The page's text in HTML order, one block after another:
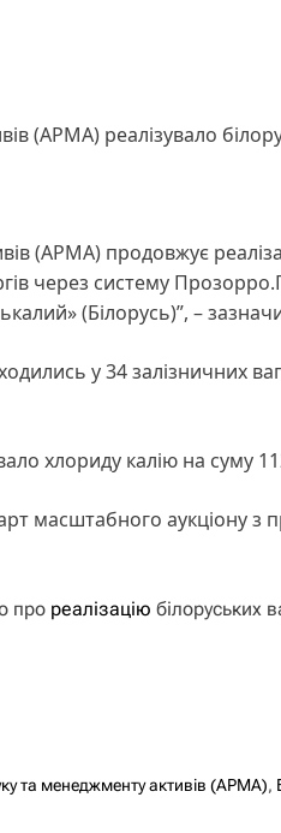
(АРМА) реалізувало
(АРМА) продовжує
через систему
(Білорусь)”, –
у 34 залізничних
хлориду калію на суму
масштабного аукціону з
про реалізацію білоруських
та менеджменту активів (АРМА),